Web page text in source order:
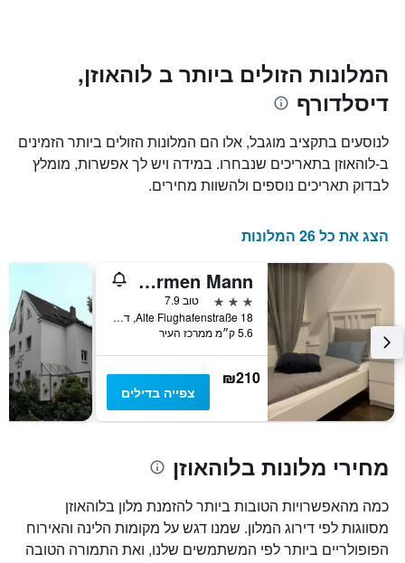
המחיר
הממוצע
של
במהלך
סוף
השבוע
בימים
X
המציגים
את
הימים
שנותרו
עד
התרשים
המציג
את
מחיר
הממוצע
של
חדר
המלונות הזולים ביותר ב לוהאוזן,
דיסלדורף
לנוסעים בתקציב מוגבל, אלו הם המלונות הזולים ביותר הזמינים
ב-לוהאוזן בתאריכים שנבחרו. במידה ויש לך אפשרות, מומלץ
לבדוק תאריכים נוספים ולהשוות מחירים.
הצג את כל 26 המלונות
Zum armen Mann
3 כוכבים
טוב 7.9
Alte Flughafenstraße 18, דיסלדורף, צפון ריין-וסטפאליה, גרמניה
5.6 ק״מ ממרכז העיר
₪210
צפייה בדילים
מחירי מלונות בלוהאוזן
כמה מהאפשרויות הטובות ביותר להזמנת מלון בלוהאוזן
מסווגות לפי דירוג המלון. שמנו דגש על מקומות הלינה והאירוח
הפופולריים ביותר לפי המשתמשים שלנו, ואת התמורה הטובה